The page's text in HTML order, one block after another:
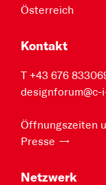
Österreich
Kontakt
T +43 676
designforum@c-
Öffnungszeiten
Presse
Netzwerk